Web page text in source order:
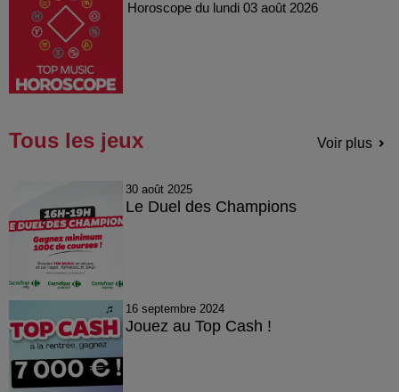
Horoscope du lundi 03 août 2026
Tous les jeux Voir plus
30 août 2025
Le Duel des Champions
16 septembre 2024
Jouez au Top Cash !